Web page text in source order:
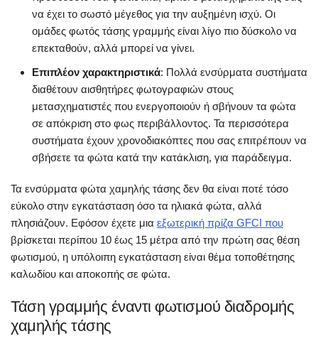
να έχει το σωστό μέγεθος για την αυξημένη ισχύ. Οι
ομάδες φωτός τάσης γραμμής είναι λίγο πιο δύσκολο να
επεκταθούν, αλλά μπορεί να γίνει.
Επιπλέον χαρακτηριστικά: Πολλά ενσύρματα συστήματα
διαθέτουν αισθητήρες φωτογραφιών στους
μετασχηματιστές που ενεργοποιούν ή σβήνουν τα φώτα
σε απόκριση στο φως περιβάλλοντος. Τα περισσότερα
συστήματα έχουν χρονοδιακόπτες που σας επιτρέπουν να
σβήσετε τα φώτα κατά την κατάκλιση, για παράδειγμα.
Τα ενσύρματα φώτα χαμηλής τάσης δεν θα είναι ποτέ τόσο
εύκολο στην εγκατάσταση όσο τα ηλιακά φώτα, αλλά
πλησιάζουν. Εφόσον έχετε μια εξωτερική πρίζα GFCI που
βρίσκεται περίπου 10 έως 15 μέτρα από την πρώτη σας θέση
φωτισμού, η υπόλοιπη εγκατάσταση είναι θέμα τοποθέτησης
καλωδίου και αποκοπής σε φώτα.
Τάση γραμμής έναντι φωτισμού διαδρομής
χαμηλής τάσης